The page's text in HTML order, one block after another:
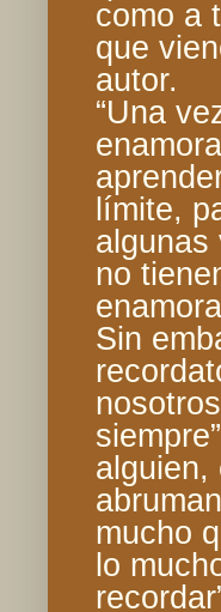
como a
que
autor.
“Una
límite,
algunas
no
Sin
alguien,
mucho
lo